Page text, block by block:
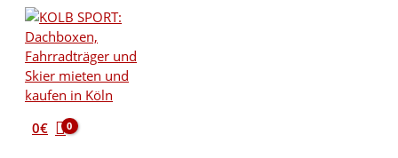
Zum
Inhalt
springen
0€